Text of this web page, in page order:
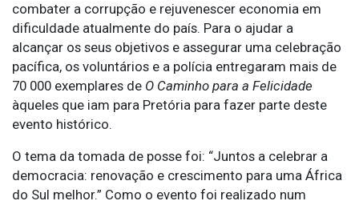
combater a corrupção e rejuvenescer economia em
dificuldade atualmente do país. Para o ajudar a
alcançar os seus objetivos e assegurar uma celebração
pacífica, os voluntários e a polícia entregaram mais de
70 000 exemplares de O Caminho para a Felicidade
àqueles que iam para Pretória para fazer parte deste
evento histórico.
O tema da tomada de posse foi: “Juntos a celebrar a
democracia: renovação e crescimento para uma África
do Sul melhor.” Como o evento foi realizado num